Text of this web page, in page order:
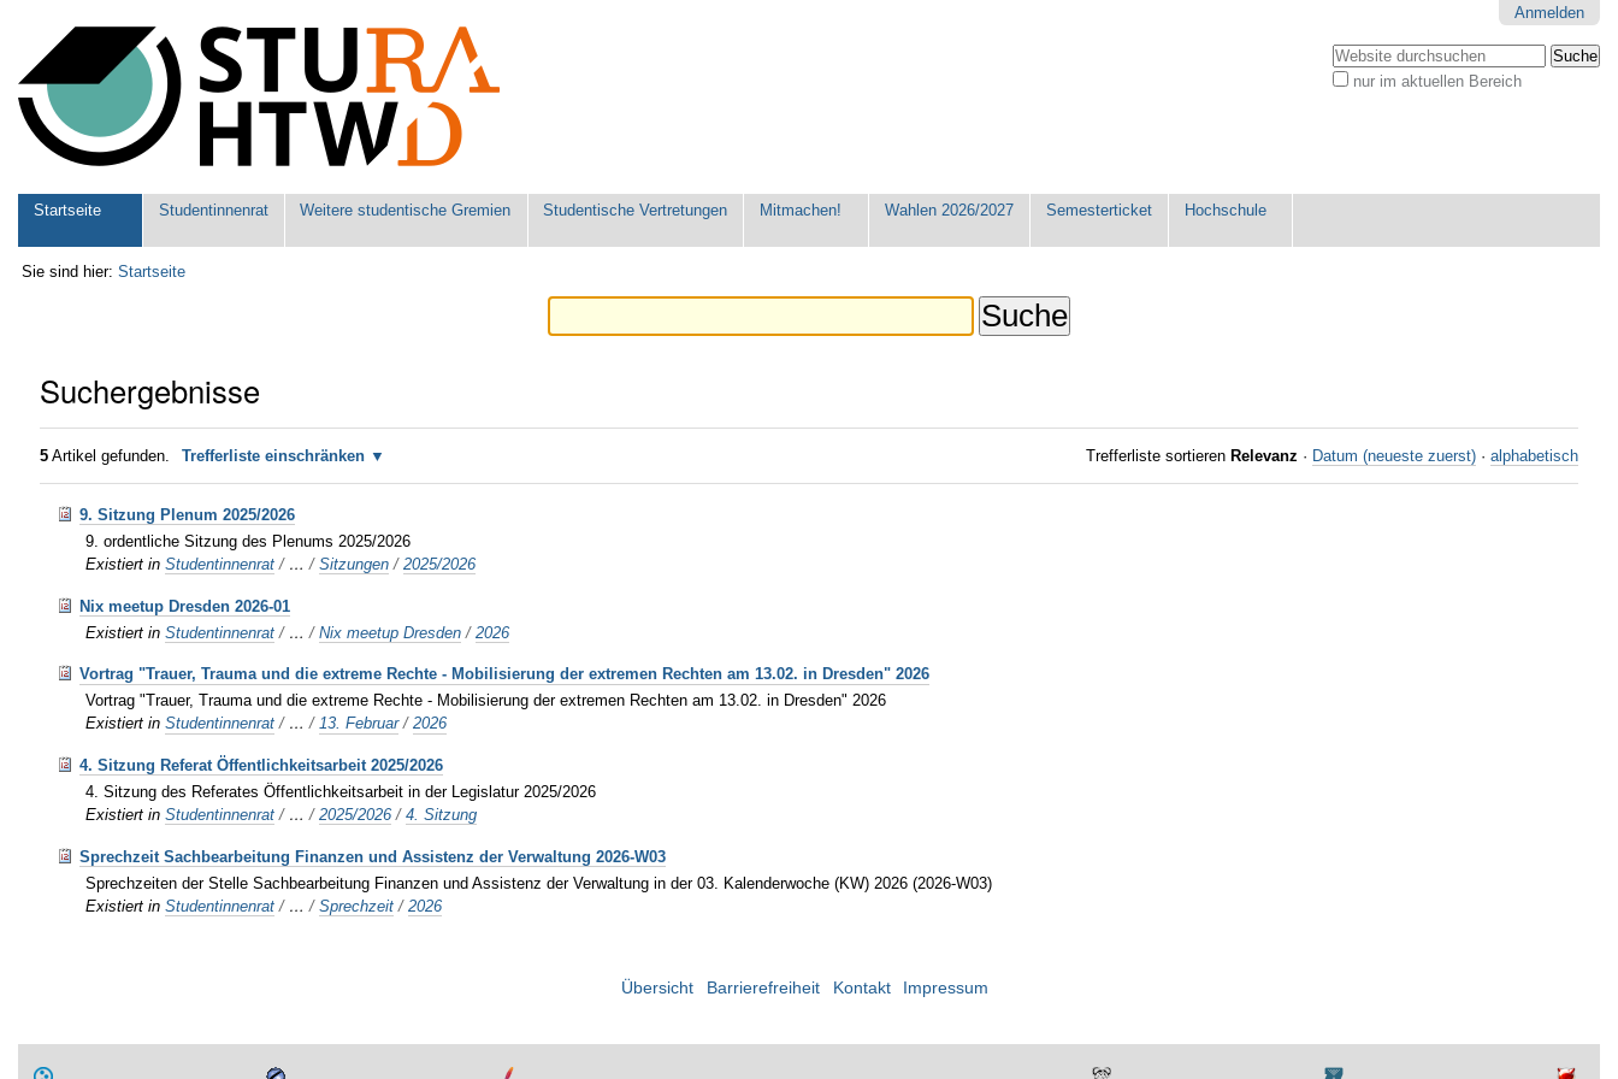
Werkzeuge
Anmelden
Website durchsuchen
nur im aktuellen Bereich
Sektionen
Startseite Studentinnenrat Weitere studentische Gremien Studentische Vertretungen Mitmachen! Wahlen 2026/2027 Semesterticket Hochschule
Sie sind hier: Startseite
Suchergebnisse
5 Artikel gefunden. Trefferliste einschränken Trefferliste sortieren Relevanz · Datum (neueste zuerst) · alphabetisch
9. Sitzung Plenum 2025/2026
9. ordentliche Sitzung des Plenums 2025/2026
Existiert in Studentinnenrat / …/Sitzungen /2025/2026
Nix meetup Dresden 2026-01
Existiert in Studentinnenrat / …/Nix meetup Dresden /2026
Vortrag "Trauer, Trauma und die extreme Rechte - Mobilisierung der extremen Rechten am 13.02. in Dresden" 2026
Vortrag "Trauer, Trauma und die extreme Rechte - Mobilisierung der extremen Rechten am 13.02. in Dresden" 2026
Existiert in Studentinnenrat / …/13. Februar /2026
4. Sitzung Referat Öffentlichkeitsarbeit 2025/2026
4. Sitzung des Referates Öffentlichkeitsarbeit in der Legislatur 2025/2026
Existiert in Studentinnenrat / …/2025/2026 /4. Sitzung
Sprechzeit Sachbearbeitung Finanzen und Assistenz der Verwaltung 2026-W03
Sprechzeiten der Stelle Sachbearbeitung Finanzen und Assistenz der Verwaltung in der 03. Kalenderwoche (KW) 2026 (2026-W03)
Existiert in Studentinnenrat / …/Sprechzeit /2026
Übersicht Barrierefreiheit Kontakt Impressum